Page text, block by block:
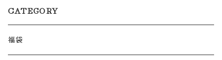
CATEGORY
福袋